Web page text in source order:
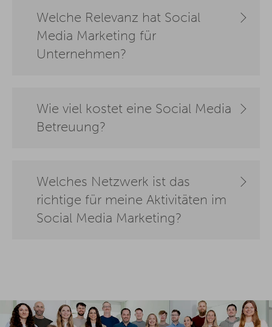
Welche Relevanz hat Social
Media Marketing für
Unternehmen?
Wie viel kostet eine Social Media
Betreuung?
Welches Netzwerk ist das
richtige für meine Aktivitäten im
Social Media Marketing?